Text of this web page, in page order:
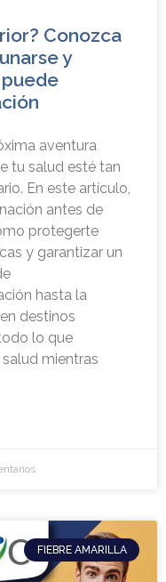
Conozca
y
aventura
tu salud esté tan
En este artículo,
antes de
protegerte
y garantizar un
hasta la
destinos
lo que
mientras
FIEBRE AMARILLA